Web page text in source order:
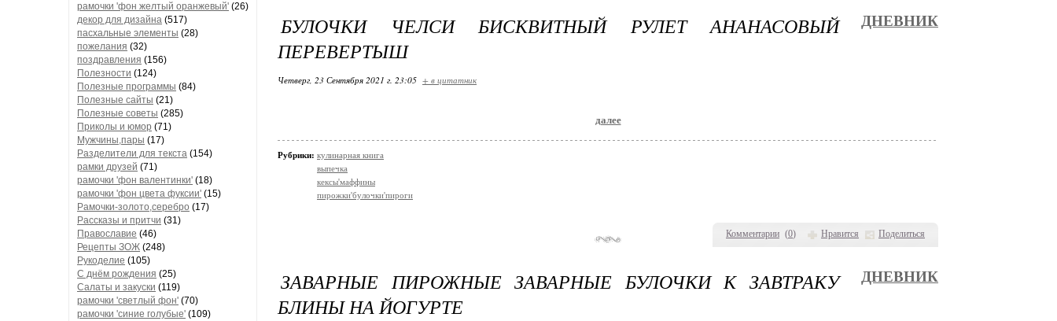
рамочки 'фон желтый оранжевый' (26)
декор для дизайна (517)
пасхальные элементы (28)
пожелания (32)
поздравления (156)
Полезности (124)
Полезные программы (84)
Полезные сайты (21)
Полезные советы (285)
Приколы и юмор (71)
Мужчины,пары (17)
Разделители для текста (154)
рамки друзей (71)
рамочки 'фон валентинки' (18)
рамочки 'фон цвета фуксии' (15)
Рамочки-золото,серебро (17)
Рассказы и притчи (31)
Православие (46)
Рецепты ЗОЖ (248)
Рукоделие (105)
С днём рождения (25)
Салаты и закуски (119)
рамочки 'светлый фон' (70)
рамочки 'синие голубые' (109)
Комментарии (0) Нравится Поделиться
БУЛОЧКИ ЧЕЛСИ БИСКВИТНЫЙ РУЛЕТ АНАНАСОВЫЙ
ПЕРЕВЕРТЫШ
ДНЕВНИК
Четверг, 23 Сентября 2021 г. 23:05 + в цитатник
далее
Рубрики: кулинарная книга
выпечка
кексы'маффины
пирожки'булочки'пироги
ЗАВАРНЫЕ ПИРОЖНЫЕ ЗАВАРНЫЕ БУЛОЧКИ К ЗАВТРАКУ
БЛИНЫ НА ЙОГУРТЕ
ДНЕВНИК